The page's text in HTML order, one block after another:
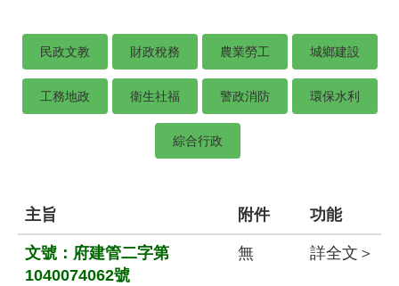
民政文教 財政稅務 農業勞工 城鄉建設
工務地政 衛生社福 警政消防 環保水利
綜合行政
主旨 附件 功能
文號：府建管二字第
1040074062號
無 詳全文＞